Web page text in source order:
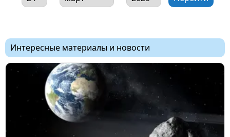
Интересные материалы и новости